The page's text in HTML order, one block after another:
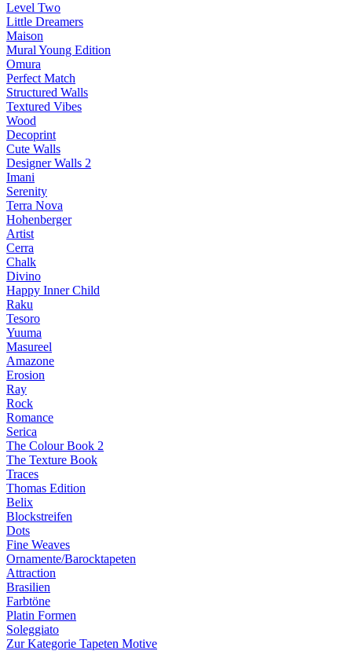
Level Two
Little Dreamers
Maison
Mural Young Edition
Omura
Perfect Match
Structured Walls
Textured Vibes
Wood
Decoprint
Cute Walls
Designer Walls 2
Imani
Serenity
Terra Nova
Hohenberger
Artist
Cerra
Chalk
Divino
Happy Inner Child
Raku
Tesoro
Yuuma
Masureel
Amazone
Erosion
Ray
Rock
Romance
Serica
The Colour Book 2
The Texture Book
Traces
Thomas Edition
Belix
Blockstreifen
Dots
Fine Weaves
Ornamente/Barocktapeten
Attraction
Brasilien
Farbtöne
Platin Formen
Soleggiato
Zur Kategorie Tapeten Motive